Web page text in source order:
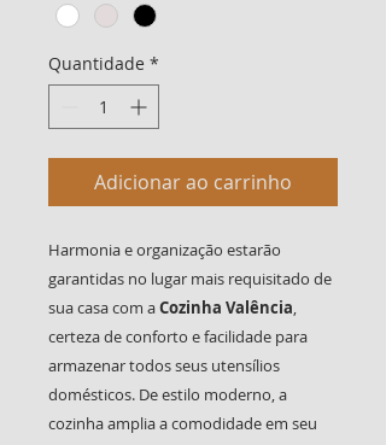
Quantidade *
Adicionar ao carrinho
Harmonia e organização estarão
garantidas no lugar mais requisitado de
sua casa com aCozinha Valência,
certeza de conforto e facilidade para
armazenar todos seus utensílios
domésticos. De estilo moderno, a
cozinha amplia a comodidade em seu